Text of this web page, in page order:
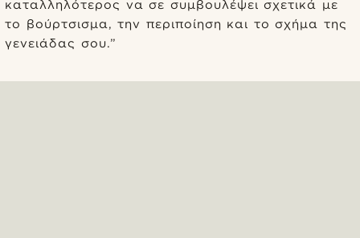
καταλληλότερος να σε συμβουλέψει σχετικά με
το βούρτσισμα, την περιποίηση και το σχήμα της
γενειάδας σου.”